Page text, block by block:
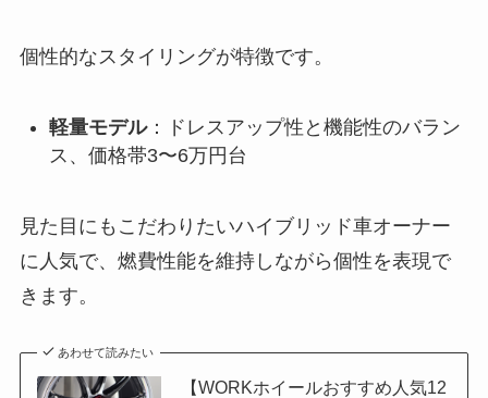
個性的なスタイリングが特徴です。
軽量モデル：ドレスアップ性と機能性のバラン
ス、価格帯3〜6万円台
見た目にもこだわりたいハイブリッド車オーナー
に人気で、燃費性能を維持しながら個性を表現で
きます。
あわせて読みたい
【WORKホイールおすすめ人気12